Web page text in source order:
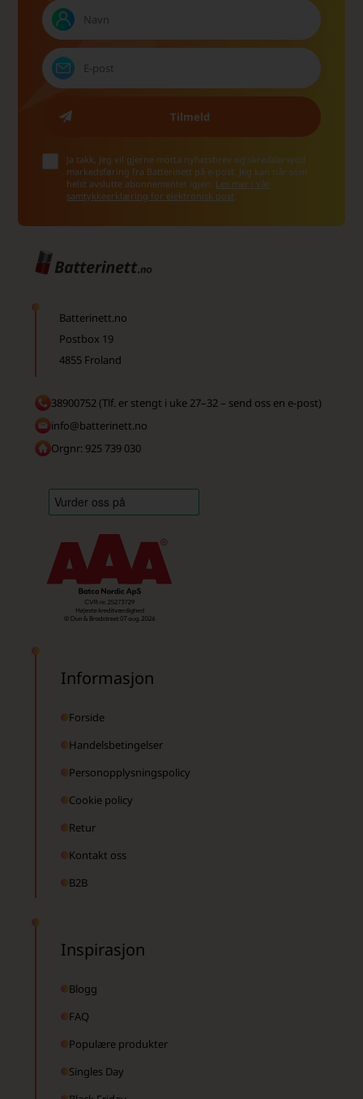
Ja takk, jeg vil gjerne motta nyhetsbrev og skreddersydd
markedsføring fra Batterinett på e-post. Jeg kan når som
helst avslutte abonnementet igjen. Les mer i vår
samtykkeerklæring for elektronisk post
Batterinett.no
Postbox 19
4855 Froland
38900752 (Tlf. er stengt i uke 27–32 – send oss en e-post)
info@batterinett.no
Orgnr: 925 739 030
Informasjon
Forside
Handelsbetingelser
Personopplysningspolicy
Cookie policy
Retur
Kontakt oss
B2B
Inspirasjon
Blogg
FAQ
Populære produkter
Singles Day